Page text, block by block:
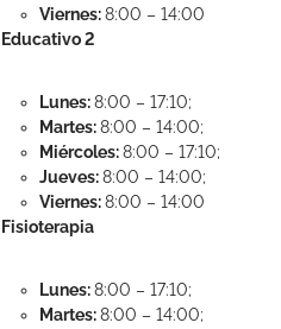
Viernes:8:00 – 14:00
Educativo 2
Lunes:8:00 – 17:10;
Martes:8:00 – 14:00;
Miércoles:8:00 – 17:10;
Jueves:8:00 – 14:00;
Viernes:8:00 – 14:00
Fisioterapia
Lunes:8:00 – 17:10;
Martes:8:00 – 14:00;